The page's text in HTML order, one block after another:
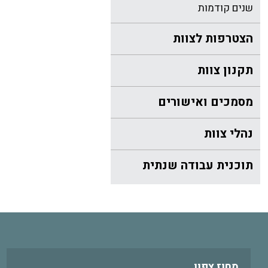
שנים קודמות
הצטרפות לצוות
תקנון צוות
מסמכים ואישורים
נהלי צוות
תוכנית עבודה שנתית